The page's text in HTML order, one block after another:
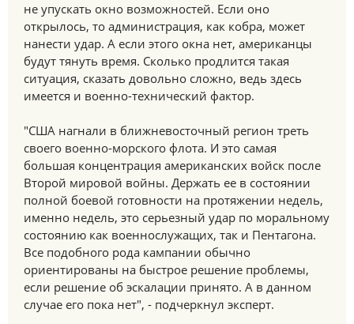
не упускать окно возможностей. Если оно
открылось, то администрация, как кобра, может
нанести удар. А если этого окна нет, американцы
будут тянуть время. Сколько продлится такая
ситуация, сказать довольно сложно, ведь здесь
имеется и военно-технический фактор.
"США нагнали в ближневосточный регион треть
своего военно-морского флота. И это самая
большая концентрация американских войск после
Второй мировой войны. Держать ее в состоянии
полной боевой готовности на протяжении недель,
именно недель, это серьезный удар по моральному
состоянию как военнослужащих, так и Пентагона.
Все подобного рода кампании обычно
ориентированы на быстрое решение проблемы,
если решение об эскалации принято. А в данном
случае его пока нет", - подчеркнул эксперт.